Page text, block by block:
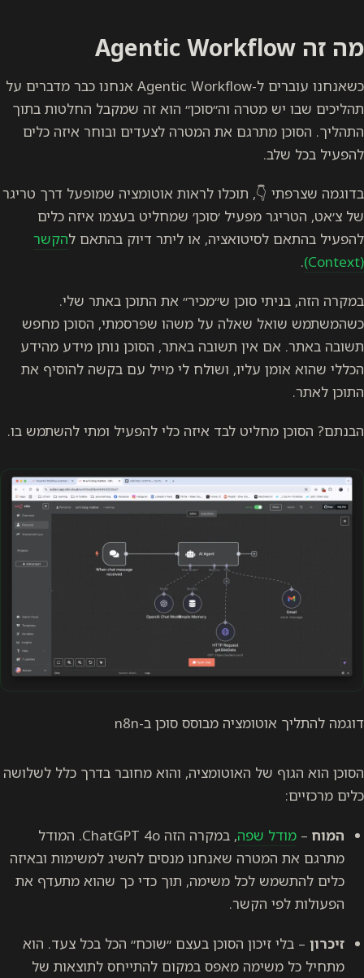
מה זה Agentic Workflow
כשאנחנו עוברים ל-Agentic Workflow אנחנו כבר מדברים על
תהליכים שבו יש מטרה וה״סוכן״ הוא זה שמקבל החלטות בתוך
התהליך. הסוכן מתרגם את המטרה לצעדים ובוחר איזה כלים
להפעיל בכל שלב.
בדוגמה שצרפתי 👇, תוכלו לראות אוטומציה שמופעל דרך טריגר
של צ׳אט, הטריגר מפעיל ׳סוכן׳ שמחליט בעצמו איזה כלים
להפעיל בהתאם לסיטואציה, או ליתר דיוק בהתאם להקשר
(Context)
.
במקרה הזה, בניתי סוכן ש״מכיר״ את התוכן באתר שלי.
כשהמשתמש שואל שאלה על משהו שפרסמתי, הסוכן מחפש
תשובה באתר. אם אין תשובה באתר, הסוכן נותן מידע מהידע
הכללי שהוא אומן עליו, ושולח לי מייל עם בקשה להוסיף את
התוכן לאתר.
הבנתם? הסוכן מחליט לבד איזה כלי להפעיל ומתי להשתמש בו.
דוגמה להתליך אוטומציה מבוסס סוכן ב-n8n
הסוכן הוא הגוף של האוטומציה, והוא מחובר בדרך כלל לשלושה
כלים מרכזיים:
המוח – מודל שפה
, במקרה הזה ChatGPT 4o. המודל
מתרגם את המטרה שאנחנו מנסים להשיג למשימות ובאיזה
כלים להתשמש לכל משימה, תוך כדי כך שהוא מתעדף את
הפעולות לפי הקשר.
זיכרון – בלי זיכון הסוכן בעצם ״שוכח״ הכל בכל צעד. הוא
מתחיל כל משימה מאפס במקום להתייחס לתוצאות של